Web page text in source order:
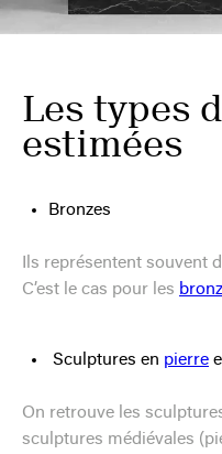
Les types
estimées
Bronzes
Ils représentent souvent
C’est le cas pour les
Sculptures en pierre
On retrouve les
sculptures médiévales